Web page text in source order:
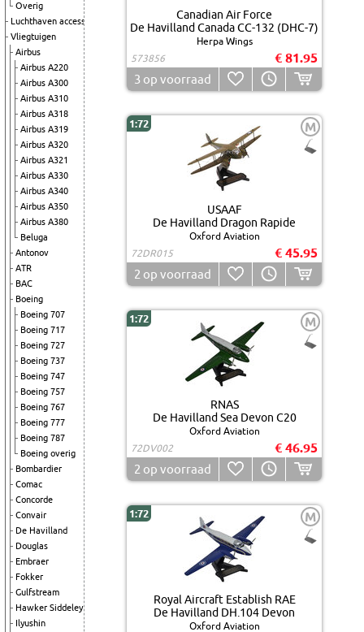
Overig
Luchthaven accessoires
Vliegtuigen
Airbus
Airbus A220
Airbus A300
Airbus A310
Airbus A318
Airbus A319
Airbus A320
Airbus A321
Airbus A330
Airbus A340
Airbus A350
Airbus A380
Beluga
Antonov
ATR
BAC
Boeing
Boeing 707
Boeing 717
Boeing 727
Boeing 737
Boeing 747
Boeing 757
Boeing 767
Boeing 777
Boeing 787
Boeing overig
Bombardier
Comac
Concorde
Convair
De Havilland
Douglas
Embraer
Fokker
Gulfstream
Hawker Siddeley
Ilyushin
Canadian Air Force
De Havilland Canada CC-132 (DHC-7)
Herpa Wings
573856
€ 81.95
3 op voorraad
1:72 M
USAAF
De Havilland Dragon Rapide
Oxford Aviation
72DR015
€ 45.95
2 op voorraad
1:72 M
RNAS
De Havilland Sea Devon C20
Oxford Aviation
72DV002
€ 46.95
2 op voorraad
1:72 M
Royal Aircraft Establish RAE
De Havilland DH.104 Devon
Oxford Aviation